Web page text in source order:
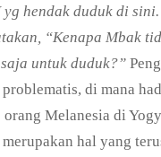
yg hendak duduk di
“Kenapa Mbak
untuk duduk?”
di mana
orang Melanesia di
hal yang